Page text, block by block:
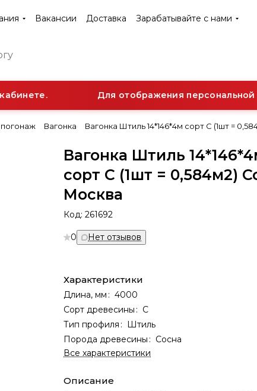
Вакансии Доставка Зарабатывайте с нами
Для отображения персональной
Вагонка Вагонка Штиль 14*146*4м сорт С (1шт =
Вагонка Штиль
сорт С (1шт = 0,584м2)
Москва
Код:261692
0 Нет отзывов
Характеристики
Длина, мм : 4000
Сорт древесины : С
Тип профиля : Штиль
Порода древесины : Сосна
Все характеристики
Описание